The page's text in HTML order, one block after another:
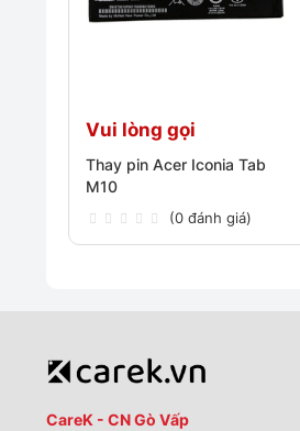
Vui lòng gọi
Thay pin Acer Iconia Tab
M10
(0 đánh giá)
CareK - CN Gò Vấp